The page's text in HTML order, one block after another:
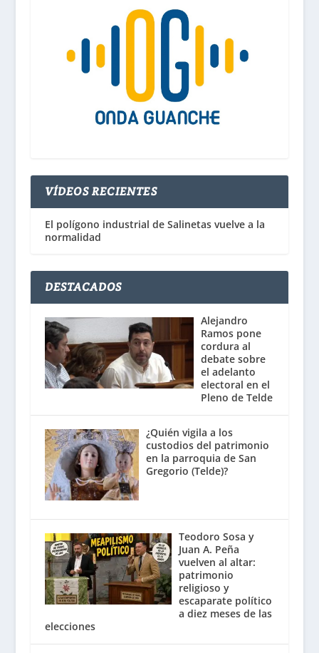
VÍDEOS RECIENTES
El polígono industrial de Salinetas vuelve a la
normalidad
DESTACADOS
Alejandro
Ramos pone
cordura al
debate sobre
el adelanto
electoral en el
Pleno de Telde
¿Quién vigila a los
custodios del patrimonio
en la parroquia de San
Gregorio (Telde)?
Teodoro Sosa y
Juan A. Peña
vuelven al altar:
patrimonio
religioso y
escaparate político
a diez meses de las
elecciones